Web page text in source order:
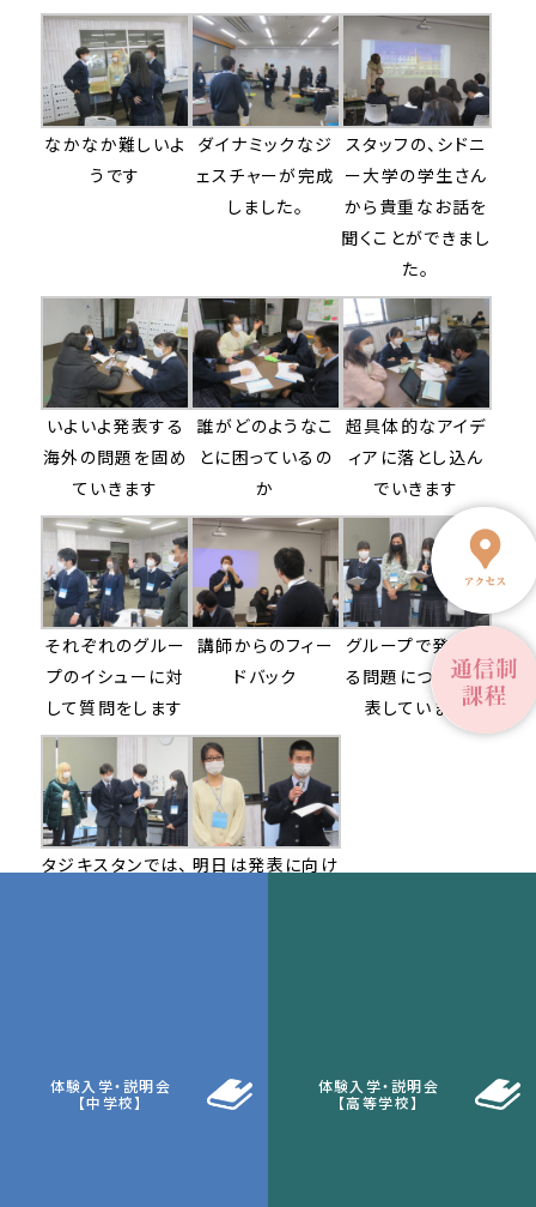
体験入学・説明会
【中学校】
体験入学・説明会
【高等学校】
なかなか難しいよ
うです
ダイナミックなジ
ェスチャーが完成
しました。
スタッフの、シドニ
ー大学の学生さん
から貴重なお話を
聞くことができまし
た。
いよいよ発表する
海外の問題を固め
ていきます
誰がどのようなこ
とに困っているの
か
超具体的なアイデ
ィアに落とし込ん
でいきます
それぞれのグルー
プのイシューに対
して質問をします
講師からのフィー
ドバック
グループで発表す
る問題について発
表しています
タジキスタンでは、 明日は発表に向け